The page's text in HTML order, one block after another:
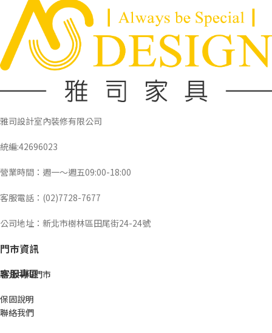
雅司設計室內裝修有限公司
統編:42696023
營業時間：週一～週五09:00-18:00
客服電話：(02)7728-7677
公司地址：新北市樹林區田尾街24-24號
門市資訊
新北中和門市
客服專區
保固說明
聯絡我們